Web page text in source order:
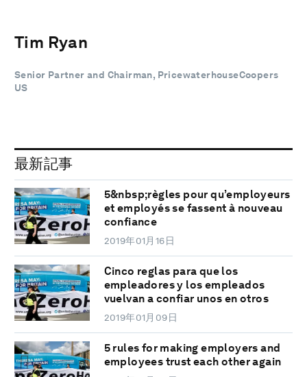
Tim Ryan
Senior Partner and Chairman, PricewaterhouseCoopers
US
最新記事
5&nbsp;règles pour qu’employeurs
et employés se fassent à nouveau
confiance
2019年01月16日
Cinco reglas para que los
empleadores y los empleados
vuelvan a confiar unos en otros
2019年01月09日
5 rules for making employers and
employees trust each other again